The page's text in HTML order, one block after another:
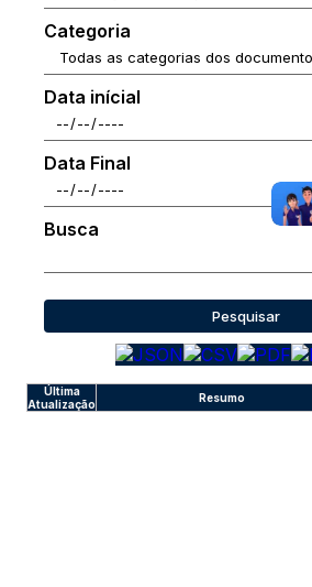
Categoria
Data inícial
Data Final
Busca
Pesquisar
Última
Atualização
Resumo